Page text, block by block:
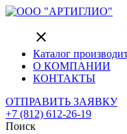
close
Каталог
О КОМПАНИИ
КОНТАКТЫ
ОТПРАВИТЬ ЗАЯВКУ
+7 (812) 612-26-19
Поиск